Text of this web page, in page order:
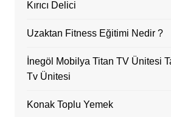
Kırıcı Delici
Uzaktan Fitness Eğitimi Nedir ?
İnegöl Mobilya Titan TV Ünitesi
Tv Ünitesi
Konak Toplu Yemek